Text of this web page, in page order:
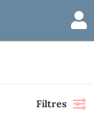
Filtres